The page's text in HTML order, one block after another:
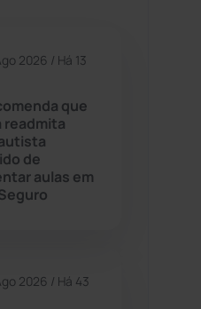
(1504)
(157)
2026 / Há 13
que
readmita
de
aulas em
2026 / Há 43